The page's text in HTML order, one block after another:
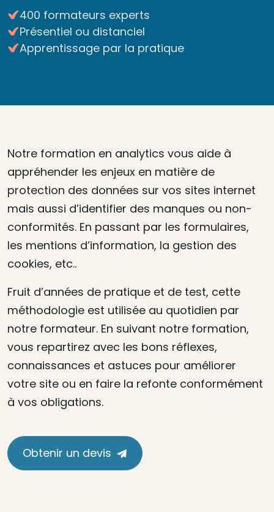
400 formateurs experts
Présentiel ou distanciel
Apprentissage par la pratique
Notre formation en analytics vous aide à
appréhender les enjeux en matière de
protection des données sur vos sites internet
mais aussi d’identifier des manques ou non-
conformités. En passant par les formulaires,
les mentions d’information, la gestion des
cookies, etc..
Fruit d’années de pratique et de test, cette
méthodologie est utilisée au quotidien par
notre formateur. En suivant notre formation,
vous repartirez avec les bons réflexes,
connaissances et astuces pour améliorer
votre site ou en faire la refonte conformément
à vos obligations.
Obtenir un devis